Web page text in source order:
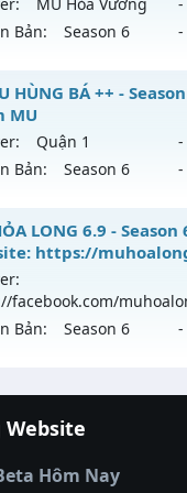
Mu Nguyên bản
2626
reset: Reset In
loại: Mu Nguyên
Shark
Bản:
Season 6
Hỏa Vương - Săn
mới ra tháng 07
200x - Drop: 30%
loại: Mu Nguyên bản
VietGuard
HÙNG BÁ ++ -
MU
Quận 1
Bản:
Season 6
MU HÙNG BÁ ++ -
mới ra tháng 08
200x - Drop: 10%
Shark Shield
LONG 6.9 -
https://
facebook.com/
Bản:
Season 6
LONG 6.9 - 🌍
ra tháng 07 2026 -
đổi thưởng
đá trực tiếp
Website
Hôm Nay